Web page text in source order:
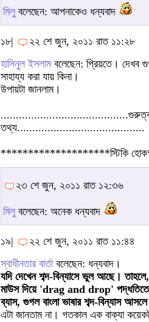
মিলু বলেছেন: আপনাকেও ধন্যবাদ
১৮|
২২ শে জুন, ২০১১ রাত ১১:২৮
হাসিনুল ইসলামবলেছেন: প্রিয়তে। দেখব
সাহায্য করা যায় কিনা।
উপায়টা জানলাম।
তথ্য..........................................
********************স্টিকি
২৩ শে জুন, ২০১১ রাত ১২:৩৬
মিলু বলেছেন: অনেক ধন্যবাদ
১৯|
২২ শে জুন, ২০১১ রাত ১১:৪৪
স্বাধীনতার বার্তাবলেছেন: ধন্যবাদ।
যদি দেখেন শব্দ-বিন্যাসে ভুল আছে।
মাউস দিয়ে 'drag and drop' পদ্ধতিতে
ব্যাস, গুগল বাংলা ভাষার শব্দ-বিন্যাস
এটা জানতাম না। গতকাল এক বাক্যা